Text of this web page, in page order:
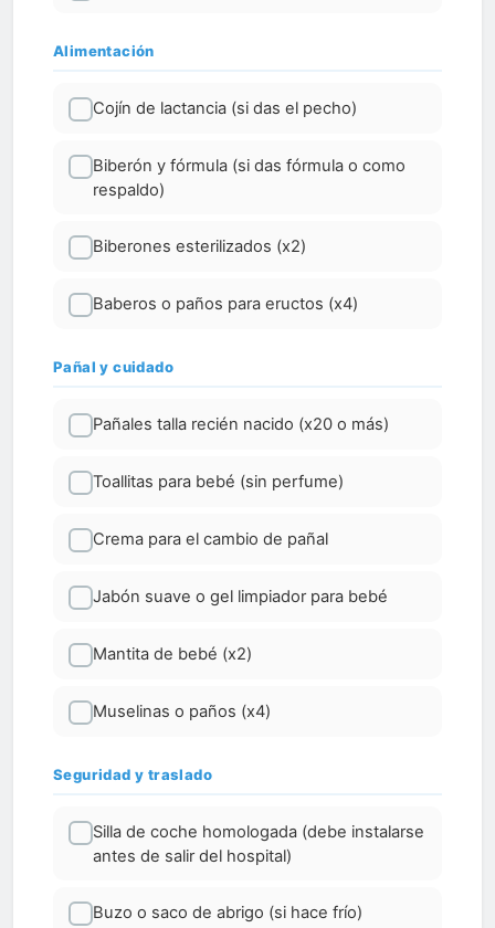
Alimentación
Cojín de lactancia (si das el pecho)
Biberón y fórmula (si das fórmula o como
respaldo)
Biberones esterilizados (x2)
Baberos o paños para eructos (x4)
Pañal y cuidado
Pañales talla recién nacido (x20 o más)
Toallitas para bebé (sin perfume)
Crema para el cambio de pañal
Jabón suave o gel limpiador para bebé
Mantita de bebé (x2)
Muselinas o paños (x4)
Seguridad y traslado
Silla de coche homologada (debe instalarse
antes de salir del hospital)
Buzo o saco de abrigo (si hace frío)